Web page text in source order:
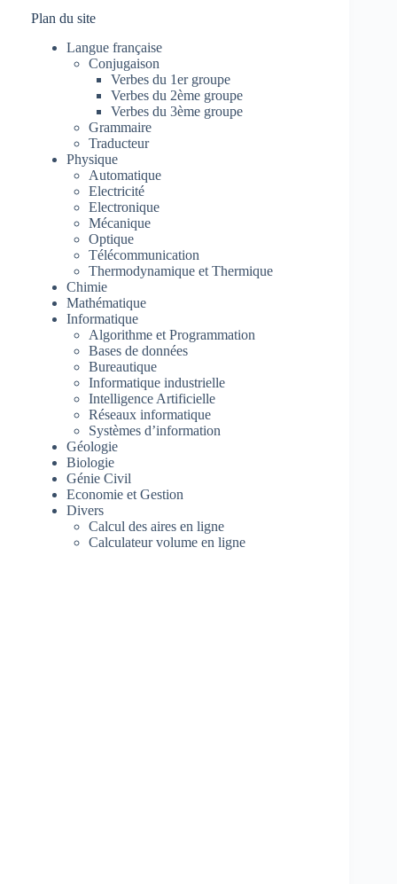
Plan du site
Langue française
Conjugaison
Verbes du 1er groupe
Verbes du 2ème groupe
Verbes du 3ème groupe
Grammaire
Traducteur
Physique
Automatique
Electricité
Electronique
Mécanique
Optique
Télécommunication
Thermodynamique et Thermique
Chimie
Mathématique
Informatique
Algorithme et Programmation
Bases de données
Bureautique
Informatique industrielle
Intelligence Artificielle
Réseaux informatique
Systèmes d’information
Géologie
Biologie
Génie Civil
Economie et Gestion
Divers
Calcul des aires en ligne
Calculateur volume en ligne